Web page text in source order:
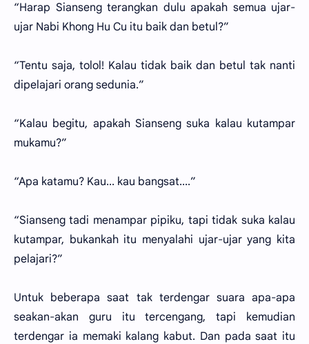
“Harap Sianseng terangkan dulu apakah semua ujar-
ujar Nabi Khong Hu Cu itu baik dan betul?”
“Tentu saja, tolol! Kalau tidak baik dan betul tak nanti
dipelajari orang sedunia.”
“Kalau begitu, apakah Sianseng suka kalau kutampar
mukamu?”
“Apa katamu? Kau... kau bangsat....”
“Sianseng tadi menampar pipiku, tapi tidak suka kalau
kutampar, bukankah itu menyalahi ujar-ujar yang kita
pelajari?”
Untuk beberapa saat tak terdengar suara apa-apa
seakan-akan guru itu tercengang, tapi kemudian
terdengar ia memaki kalang kabut. Dan pada saat itu